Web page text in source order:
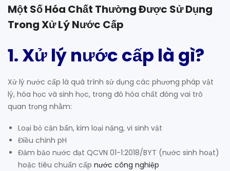
Một Số Hóa Chất Thường Được Sử Dụng
Trong Xử Lý Nước Cấp
1. Xử lý nước cấp là gì?
Xử lý nước cấp là quá trình sử dụng các phương pháp vật
lý, hóa học và sinh học, trong đó hóa chất đóng vai trò
quan trọng nhằm:
Loại bỏ cặn bẩn, kim loại nặng, vi sinh vật
Điều chỉnh pH
Đảm bảo nước đạt QCVN 01-1:2018/BYT (nước sinh hoạt)
hoặc tiêu chuẩn cấp nước công nghiệp